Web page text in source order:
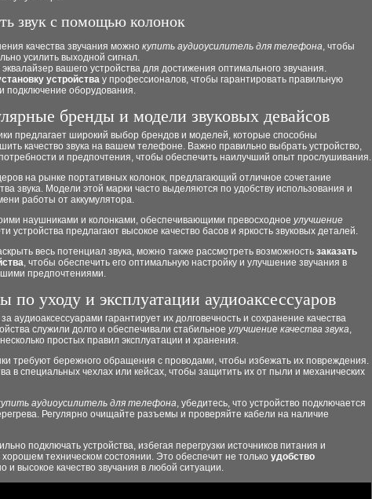
звук с помощью колонок
качества звучания можно купить аудиоусилитель для телефона, чтобы
усилить выходной сигнал.
вашего устройства для достижения оптимального звучания.
устройства у профессионалов, чтобы гарантировать правильную
подключение оборудования.
бренды и модели звуковых девайсов
предлагает широкий выбор брендов и моделей, которые способны
качество звука на вашем телефоне. Важно правильно выбрать устройство,
и предпочтения, чтобы обеспечить наилучший опыт прослушивания.
на рынке портативных колонок, предлагающий отличное сочетание
звука. Модели этой марки часто выделяются по удобству использования и
работы от аккумулятора.
наушниками и колонками, обеспечивающими превосходное улучшение
устройства предлагают высокое качество басов и яркость звуковых деталей.
весь потенциал звука, можно также рассмотреть возможность заказать
, чтобы обеспечить его оптимальную настройку и улучшение звучания в
предпочтениями.
по уходу и эксплуатации аудиоаксессуаров
аудиоаксессуарами гарантирует их долговечность и сохранение качества
служили долго и обеспечивали стабильное улучшение качества звука,
простых правил эксплуатации и хранения.
требуют бережного обращения с проводами, чтобы избежать их повреждения.
в специальных чехлах или кейсах, чтобы защитить их от пыли и механических
аудиоусилитель для телефона, убедитесь, что устройство подключается
Регулярно очищайте разъемы и проверяйте кабели на наличие
подключать устройства, избегая перегрузки источников питания и
техническом состоянии. Это обеспечит не только удобство
и высокое качество звучания в любой ситуации.